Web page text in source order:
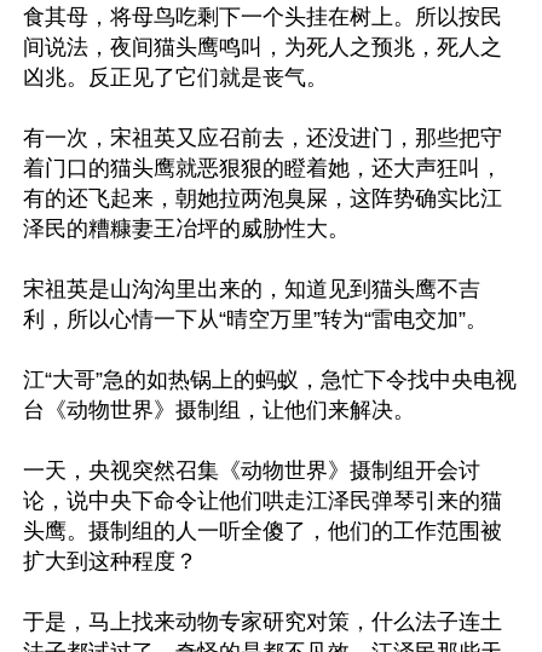
食其母，将母鸟吃剩下一个头挂在树上。所以按民
间说法，夜间猫头鹰鸣叫，为死人之预兆，死人之
凶兆。反正见了它们就是丧气。
有一次，宋祖英又应召前去，还没进门，那些把守
着门口的猫头鹰就恶狠狠的瞪着她，还大声狂叫，
有的还飞起来，朝她拉两泡臭屎，这阵势确实比江
泽民的糟糠妻王冶坪的威胁性大。
宋祖英是山沟沟里出来的，知道见到猫头鹰不吉
利，所以心情一下从“晴空万里”转为“雷电交加”。
江“大哥”急的如热锅上的蚂蚁，急忙下令找中央电视
台《动物世界》摄制组，让他们来解决。
一天，央视突然召集《动物世界》摄制组开会讨
论，说中央下命令让他们哄走江泽民弹琴引来的猫
头鹰。摄制组的人一听全傻了，他们的工作范围被
扩大到这种程度？
于是，马上找来动物专家研究对策，什么法子连土